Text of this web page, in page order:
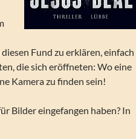
Fund zu erklären, einfach
die sich eröffneten: Wo eine
Kamera zu finden sein!
Bilder eingefangen haben? In